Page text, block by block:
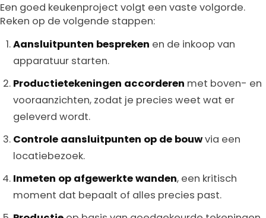
Een goed keukenproject volgt een vaste volgorde.
Reken op de volgende stappen:
Aansluitpunten bespreken en de inkoop van
apparatuur starten.
Productietekeningen accorderen met boven- en
vooraanzichten, zodat je precies weet wat er
geleverd wordt.
Controle aansluitpunten op de bouwvia een
locatiebezoek.
Inmeten op afgewerkte wanden, een kritisch
moment dat bepaalt of alles precies past.